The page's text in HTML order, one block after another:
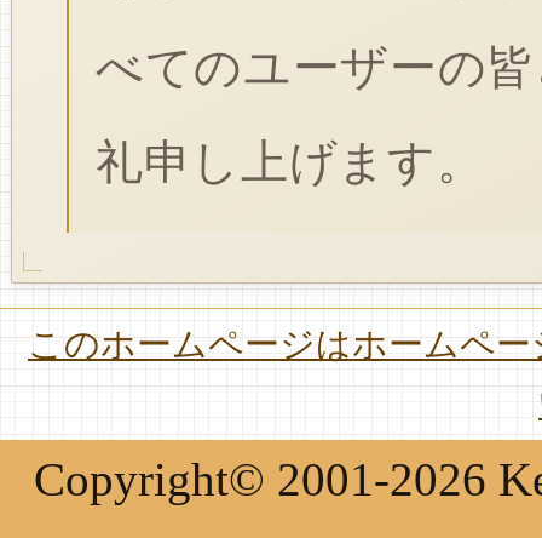
べてのユーザーの
礼申し上げます。
このホームページはホームペ
Copyright© 2001-2026